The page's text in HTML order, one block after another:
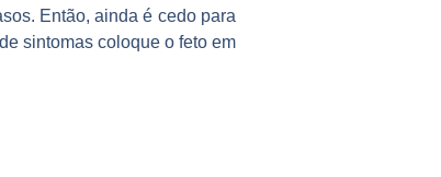
Então, ainda é cedo para
sintomas coloque o feto em